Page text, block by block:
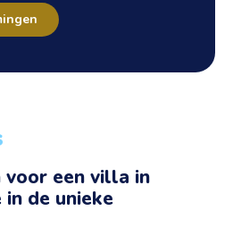
voor een villa in
in de unieke